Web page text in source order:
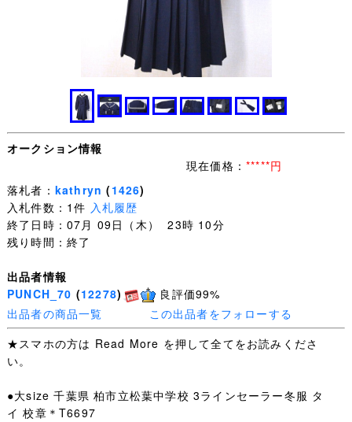
オークション情報
現在価格： *****円
落札者： kathryn ( 1426)
入札件数：1件 入札履歴
終了日時：07月 09日（木） 23時 10分
残り時間：終了
出品者情報
PUNCH_70 (12278)
良評価99%
出品者の商品一覧
この出品者をフォローする
★スマホの方は Read More を押して全てをお読みくださ
い。
●大size 千葉県 柏市立松葉中学校 3ラインセーラー冬服 タ
イ 校章＊T6697